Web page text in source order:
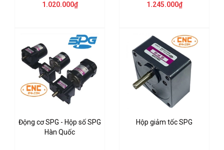
1.020.000₫ 1.245.000₫
Động cơ SPG - Hộp số SPG
Hàn Quốc
Hộp giảm tốc SPG